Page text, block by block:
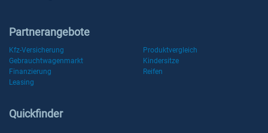
Partnerangebote
Kfz-Versicherung
Produktvergleich
Gebrauchtwagenmarkt
Kindersitze
Finanzierung
Reifen
Leasing
Quickfinder